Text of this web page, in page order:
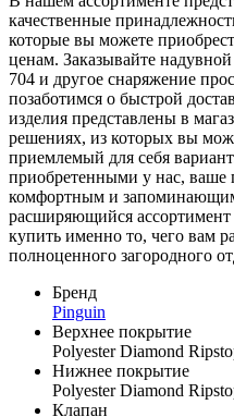
качественные
которые вы можете
ценам. Заказывайте
704 и другое снаряжение
позаботимся о быстрой
изделия представлены в
решениях, из которых вы
приемлемый для себя
приобретенными у нас, ваше
комфортным и
расширяющийся ассортимент
купить именно то, чего вам
полноценного загородного
Бренд
Pinguin
Верхнее покрытие
Polyester Diamond
Нижнее покрытие
Polyester Diamond
Клапан